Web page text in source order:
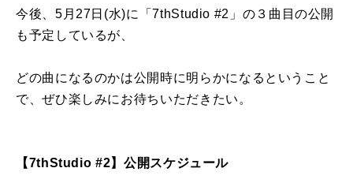
今後、5月27日(水)に「7thStudio #2」の３曲目の公開
も予定しているが、
どの曲になるのかは公開時に明らかになるということ
で、ぜひ楽しみにお待ちいただきたい。
【7thStudio #2】公開スケジュール